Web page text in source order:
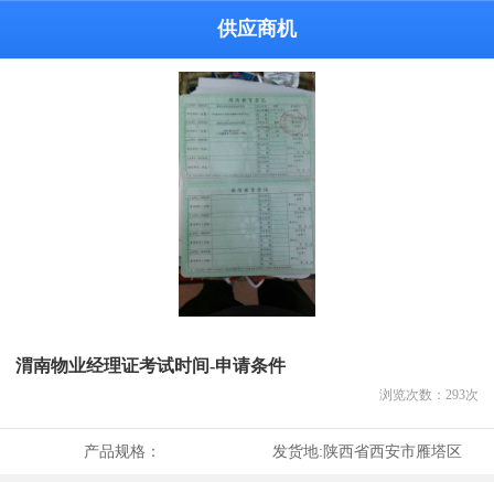
供应商机
渭南物业经理证考试时间-申请条件
浏览次数： 293次
产品规格： 发货地:陕西省西安市雁塔区